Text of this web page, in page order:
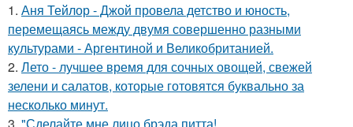
1. Аня Тейлор - Джой провела детство и юность,
перемещаясь между двумя совершенно разными
культурами - Аргентиной и Великобританией.
2. Лето - лучшее время для сочных овощей, свежей
зелени и салатов, которые готовятся буквально за
несколько минут.